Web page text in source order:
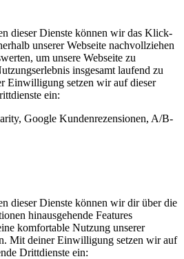
dieser Dienste können wir das Klick-
unserer Webseite nachvollziehen
um unsere Webseite zu
insgesamt laufend zu
Einwilligung setzen wir auf dieser
ein:
Google Kundenrezensionen, A/B-
dieser Dienste können wir dir über die
hinausgehende Features
komfortable Nutzung unserer
Mit deiner Einwilligung setzen wir auf
Drittdienste ein: